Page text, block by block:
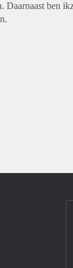
Daarnaast ben